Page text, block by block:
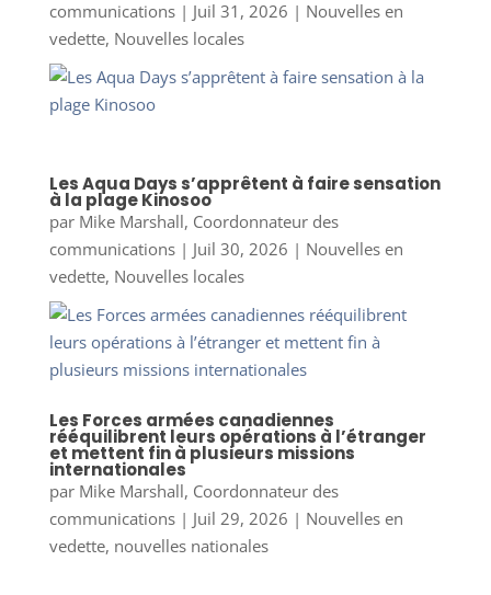
communications| Juil 31, 2026 | Nouvelles en
vedette, Nouvelles locales
Les Aqua Days s’apprêtent à faire sensation
à la plage Kinosoo
par Mike Marshall, Coordonnateur des
communications| Juil 30, 2026 | Nouvelles en
vedette, Nouvelles locales
Les Forces armées canadiennes
rééquilibrent leurs opérations à l’étranger
et mettent fin à plusieurs missions
internationales
par Mike Marshall, Coordonnateur des
communications| Juil 29, 2026 | Nouvelles en
vedette, nouvelles nationales